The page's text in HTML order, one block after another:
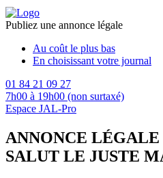
Publiez une annonce légale
Au coût le plus bas
En choisissant votre journal
01 84 21 09 27
7h00 à 19h00 (non surtaxé)
Espace JAL-Pro
ANNONCE LÉGALE
SALUT LE JUSTE